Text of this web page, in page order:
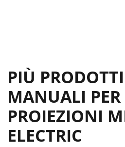
PIÙ
MANUALI PER
PROIEZIONI
ELECTRIC